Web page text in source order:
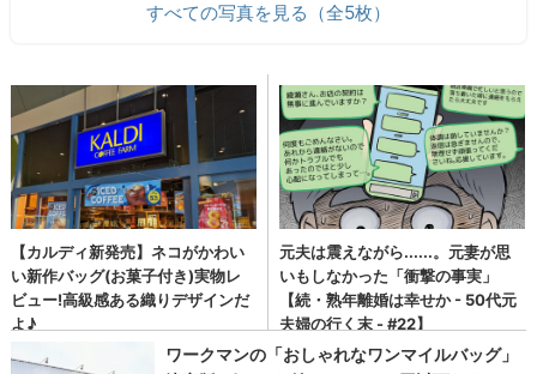
すべての写真を見る（全5枚）